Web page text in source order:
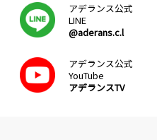
アデランス公式
LINE
@aderans.c.l
アデランス公式
YouTube
アデランスTV